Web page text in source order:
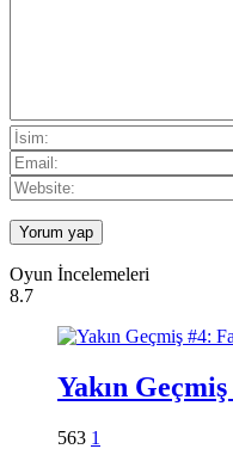
Oyun İncelemeleri
8.7
Yakın
563 1